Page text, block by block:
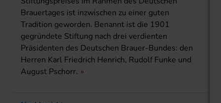
Brauertages ist inzwischen zu einer guten
Tradition geworden. Benannt ist die 1901
gegründete Stiftung nach drei verdienten
Präsidenten des Deutschen Brauer-Bundes: den
Herren Karl Friedrich Henrich, Rudolf Funke und
August Pschorr.